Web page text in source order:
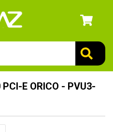
E ORICO - PVU3-
gabinete
teclado